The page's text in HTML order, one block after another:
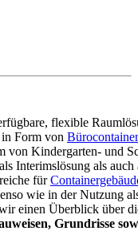
flexible
Form von
von Kindergarten- und
Interimslösung als auch
für
wie in der Nutzung
einen Überblick über
Grundrisse